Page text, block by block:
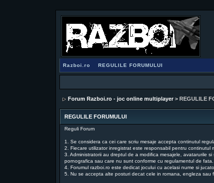
Razboi.ro REGULILE FORUMULUI
Forum Razboi.ro - joc online multiplayer > REGULILE
REGULILE FORUMULUI
Reguli Forum
1. Se considera ca cei care scriu mesaje accepta continutul
2. Fiecare utilizator inregistrat este responsabil pentru continutul
3. Administratorii au dreptul de a modifica mesajele, avatarurile
pornografica sau care nu sunt conforme cu regulamentul de fata.
4. Forumul razboi.ro este dedicat jocului cu acelasi nume si
5. Nu se accepta alte posturi decat cele in romana, engleza sau